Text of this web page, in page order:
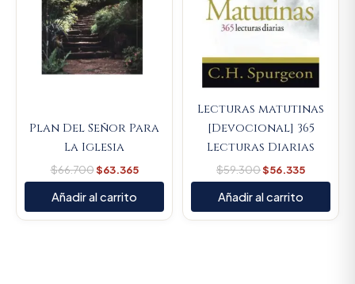
Plan Del Señor Para
La Iglesia
$66.700$63.365
Añadir al carrito
Lecturas matutinas
[Devocional] 365
Lecturas Diarias
$59.300$56.335
Añadir al carrito